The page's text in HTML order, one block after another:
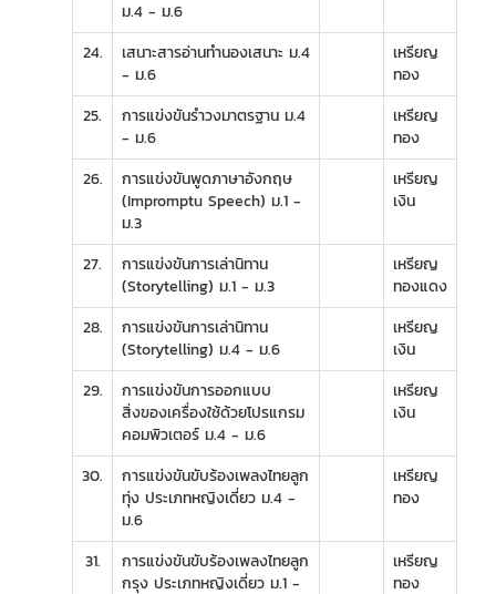
ม.4 - ม.6
24.
เสนาะสารอ่านทำนองเสนาะ ม.4
- ม.6
เหรียญ
ทอง
25.
การแข่งขันรำวงมาตรฐาน ม.4
- ม.6
เหรียญ
ทอง
26.
การแข่งขันพูดภาษาอังกฤษ
(Impromptu Speech) ม.1 -
ม.3
เหรียญ
เงิน
27.
การแข่งขันการเล่านิทาน
(Storytelling) ม.1 - ม.3
เหรียญ
ทองแดง
28.
การแข่งขันการเล่านิทาน
(Storytelling) ม.4 - ม.6
เหรียญ
เงิน
29.
การแข่งขันการออกแบบ
สิ่งของเครื่องใช้ด้วยโปรแกรม
คอมพิวเตอร์ ม.4 - ม.6
เหรียญ
เงิน
30.
การแข่งขันขับร้องเพลงไทยลูก
ทุ่ง ประเภทหญิงเดี่ยว ม.4 -
ม.6
เหรียญ
ทอง
31.
การแข่งขันขับร้องเพลงไทยลูก
กรุง ประเภทหญิงเดี่ยว ม.1 -
เหรียญ
ทอง